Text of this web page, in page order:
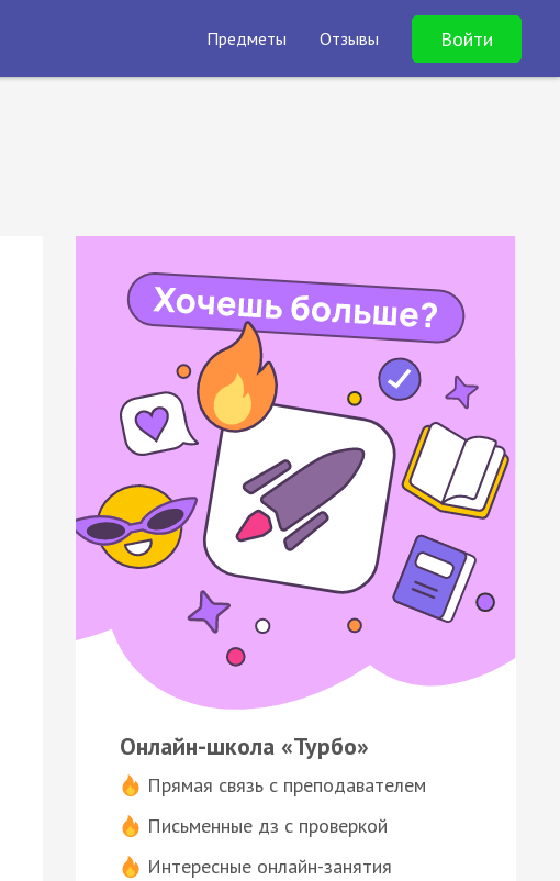
Предметы Отзывы Войти
Онлайн-школа «Турбо»
Прямая связь с преподавателем
Письменные дз с проверкой
Интересные онлайн-занятия